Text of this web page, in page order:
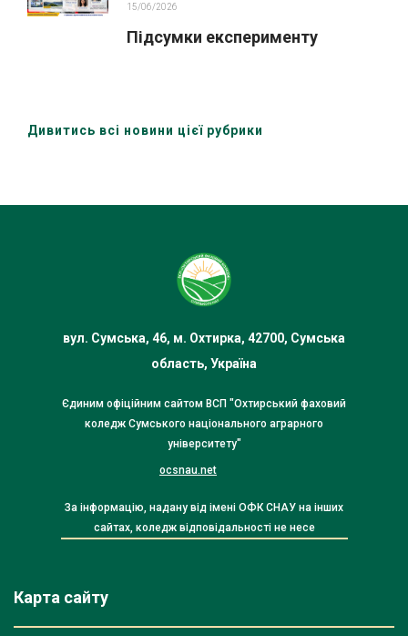
15/06/2026
Підсумки експерименту
Дивитись всі новини цієї рубрики
вул. Сумська, 46, м. Охтирка, 42700, Сумська
область, Україна
Єдиним офіційним сайтом ВСП "Охтирський фаховий
коледж Сумського національного аграрного
університету"
ocsnau.net
За інформацію, надану від імені ОФК СНАУ на інших
сайтах, коледж відповідальності не несе
Карта сайту